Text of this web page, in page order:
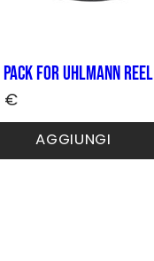
for UHLMANN reel
€
AGGIUNGI